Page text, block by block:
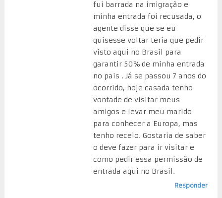
fui barrada na imigração e
minha entrada foi recusada, o
agente disse que se eu
quisesse voltar teria que pedir
visto aqui no Brasil para
garantir 50% de minha entrada
no pais . Já se passou 7 anos do
ocorrido, hoje casada tenho
vontade de visitar meus
amigos e levar meu marido
para conhecer a Europa, mas
tenho receio. Gostaria de saber
o deve fazer para ir visitar e
como pedir essa permissão de
entrada aqui no Brasil.
Responder